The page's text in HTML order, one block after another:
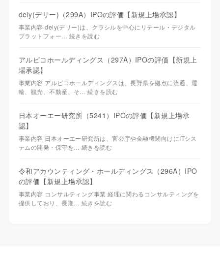
dely(デリー)（299A）IPOの評価【新規上場承認】
事業内容 dely(デリー)は、クラシルを中心にリテール・デジタル
プラットフォー… 続きを読む
アルピコホールディングス（297A）IPOの評価【新規上
場承認】
事業内容 アルピコホールディングスは、長野県を拠点に流通、運
輸、観光、不動産、そ…続きを読む
日本オーエー研究所（5241）IPOの評価【新規上場承
認】
事業内容 日本オーエー研究所は、官公庁や金融機関向けにITシス
テムの開発・保守を… 続きを読む
令和アカウンティング・ホールディングス（296A）IPO
の評価【新規上場承認】
事業内容 コンサルティング事業 経理に関わるコンサルティングを
提供しており、長期… 続きを読む